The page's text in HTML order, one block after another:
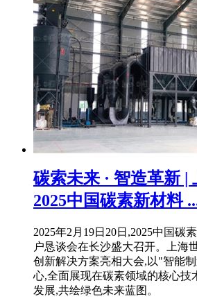
碳索未来 · 智造革新 |
2025中国碳素新材料
2025年2月19日20日,2025中国碳
户恳谈会在长沙盛大召开。上海
创新解决方案亮相大会,以"智能
心,全面展现在碳素领域的核心技
发展,共绘绿色未来蓝图。